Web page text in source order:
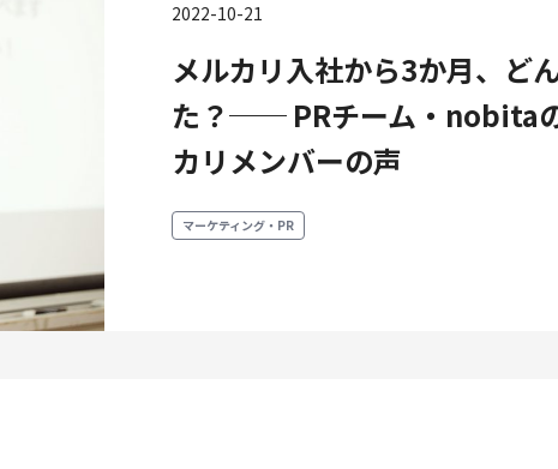
プロダクト・ビジネス
マーケティング・PR
プロダクトマネジメント
データアナリティクス
プロダクトデザイン
コーポレート
財務・経理
内部監査・リスク
人事
セキュリティ・プライバシー
2022-10-21
メルカリ入社から3か月、ど
た？── PRチーム・nobita
カリメンバーの声
マーケティング・PR